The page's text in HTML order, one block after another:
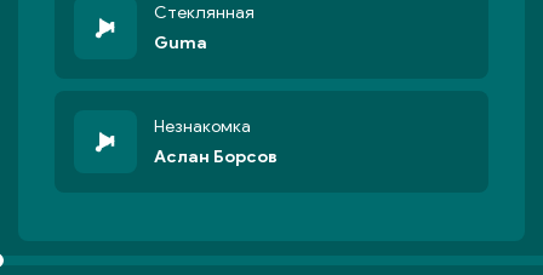
Стеклянная
Guma
Незнакомка
Аслан Борсов